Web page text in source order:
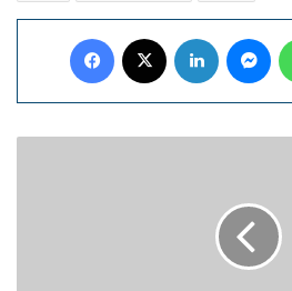
Facebook LinkedIn